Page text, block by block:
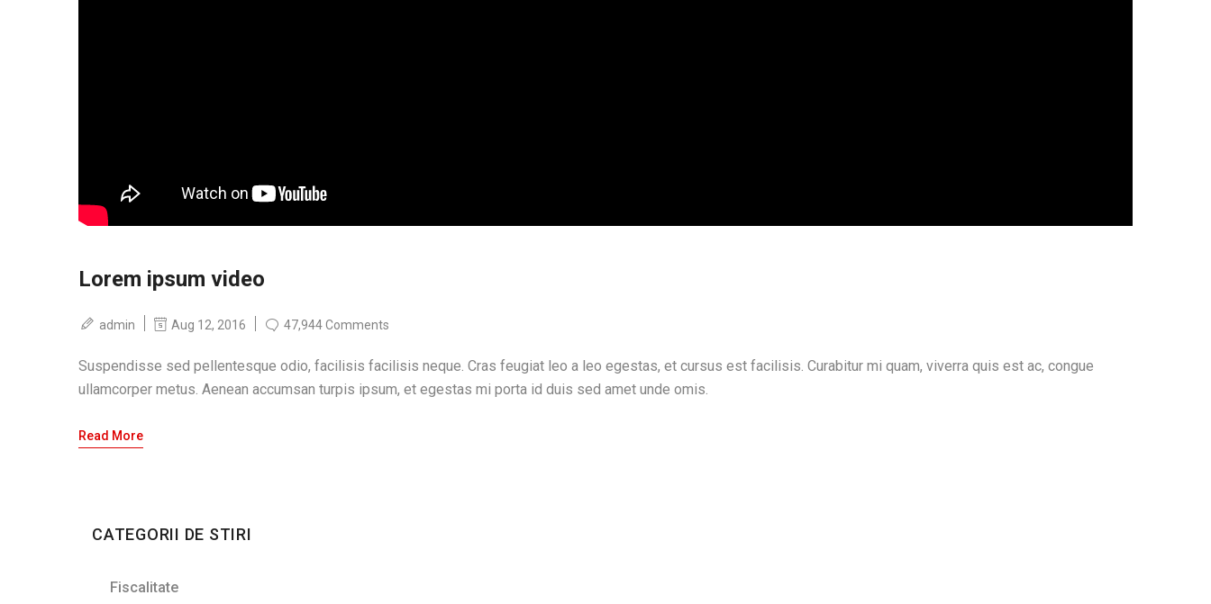
Lorem ipsum video
admin Aug 12, 2016 47,944 Comments
Suspendisse sed pellentesque odio, facilisis facilisis neque. Cras feugiat leo a leo egestas, et cursus est facilisis. Curabitur mi quam, viverra quis est ac, congue
ullamcorper metus. Aenean accumsan turpis ipsum, et egestas mi porta id duis sed amet unde omis.
Read More
CATEGORII DE STIRI
Fiscalitate